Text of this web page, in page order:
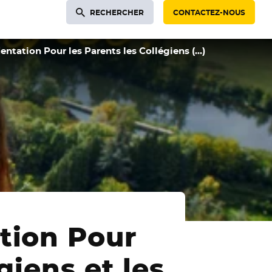
RECHERCHER CONTACTEZ-NOUS
Pour les Parents les Collégiens (…)
Pour